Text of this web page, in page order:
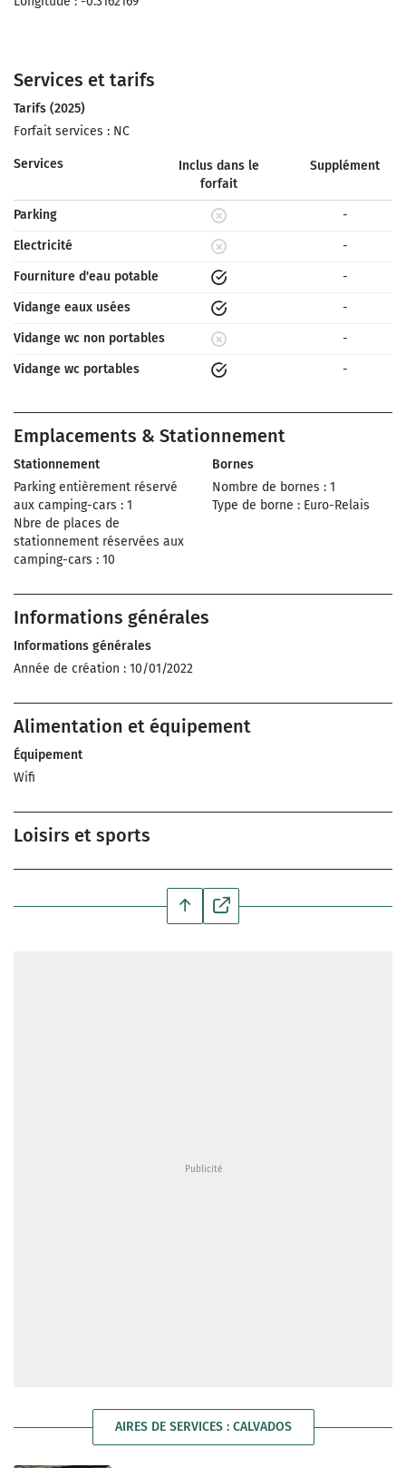
Services et tarifs
Tarifs (2025)
Forfait services : NC
Services
Inclus dans le
forfait
Supplément
Parking
-
Electricité
-
Fourniture d'eau potable
-
Vidange eaux usées
-
Vidange wc non portables
-
Vidange wc portables
-
Emplacements & Stationnement
Stationnement
Parking entièrement réservé
aux camping-cars : 1
Nbre de places de
stationnement réservées aux
camping-cars : 10
Bornes
Nombre de bornes : 1
Type de borne : Euro-Relais
Informations générales
Informations générales
Année de création : 10/01/2022
Alimentation et équipement
Équipement
Wifi
Loisirs et sports
AIRES DE SERVICES : CALVADOS